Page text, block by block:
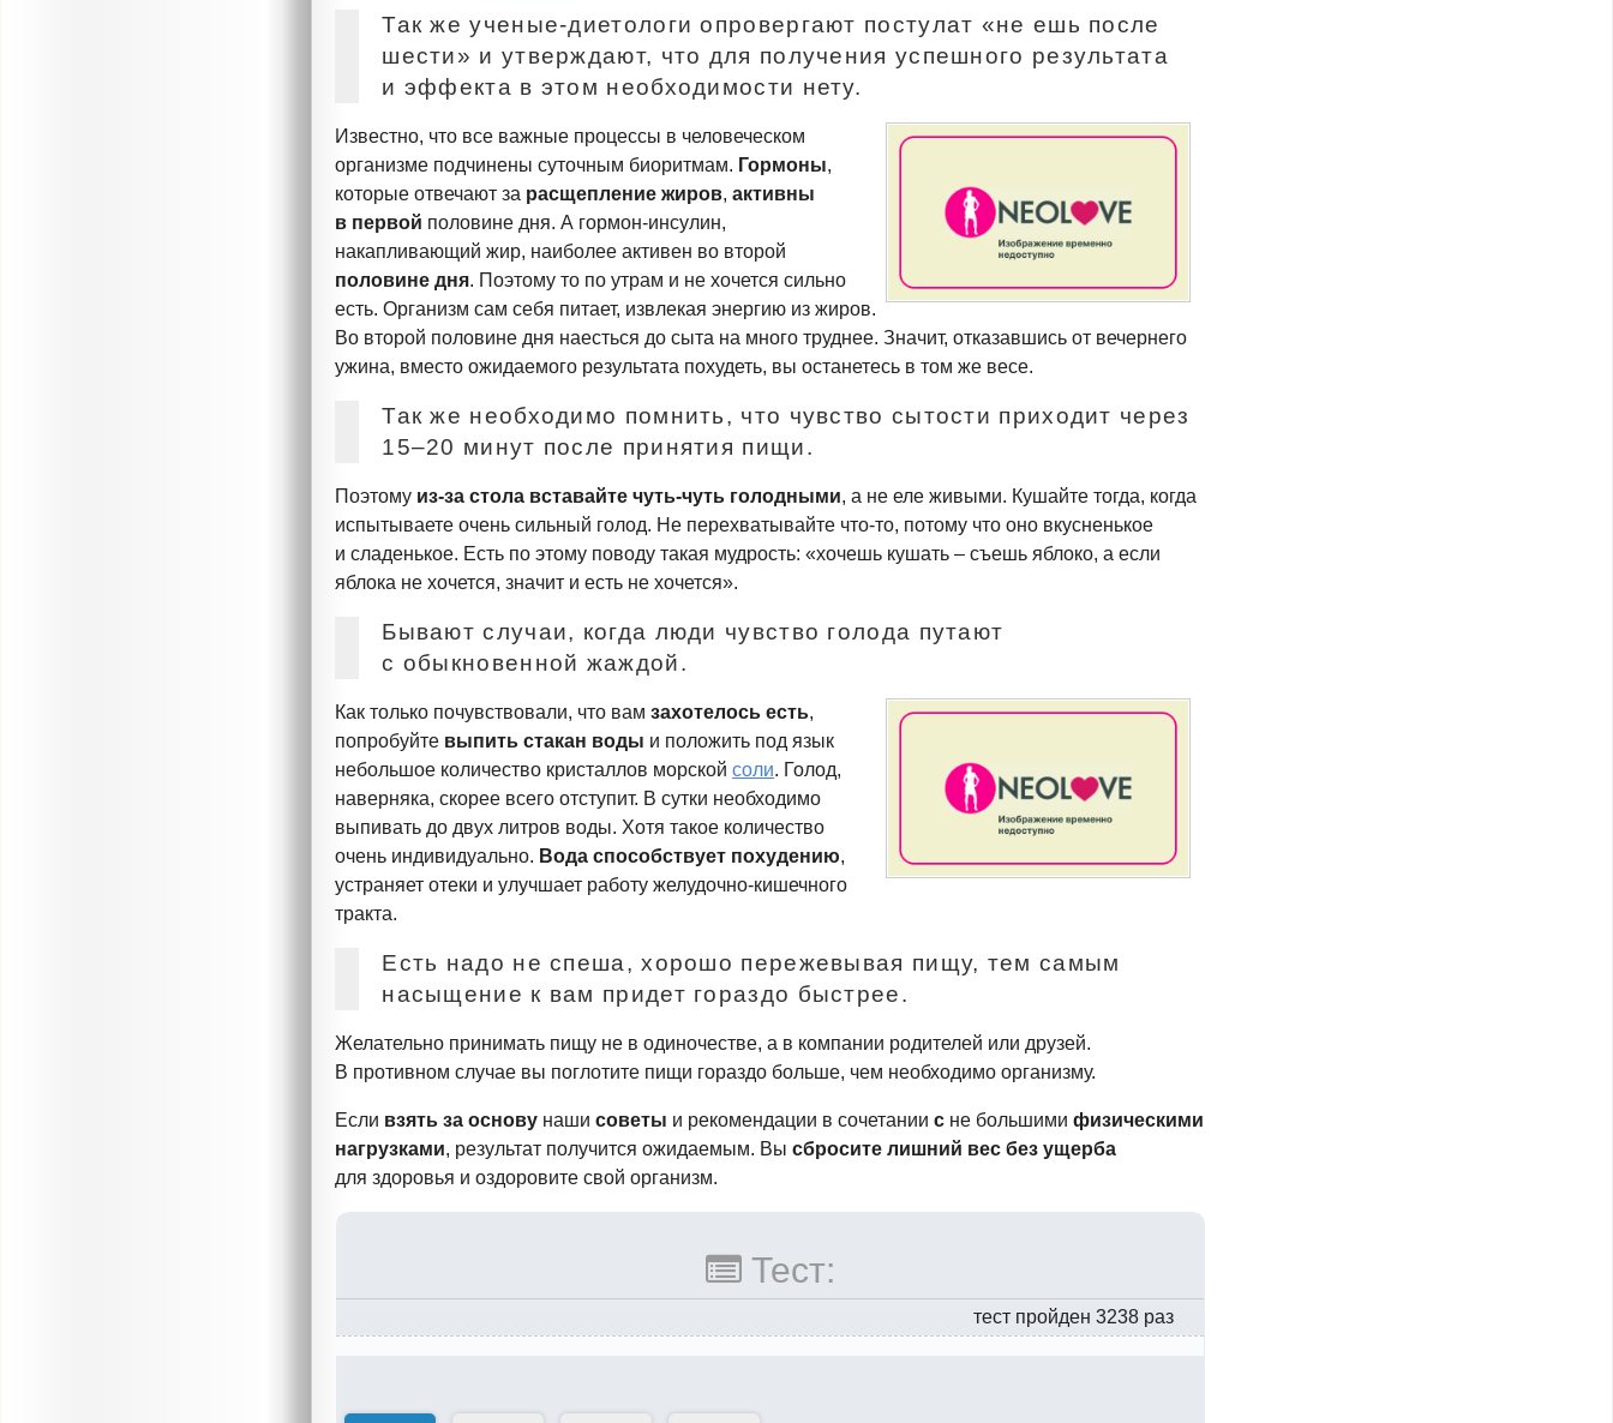
Так жеученые-диетологи опровергают постулат «не ешь после
шести» и утверждают, что для получения успешного результата
и эффекта в этом необходимости нету.
Известно, что все важные процессы в человеческом
организме подчинены суточным биоритмам. Гормоны,
которые отвечают за расщепление жиров,активны
в первой половине дня. А гормон-инсулин,
накапливающий жир, наиболее активен во второй
половине дня. Поэтому то по утрам и не хочется сильно
есть. Организм сам себя питает, извлекая энергию из жиров.
Во второй половине дня наесться до сыта на много труднее. Значит, отказавшись от вечернего
ужина, вместо ожидаемого результата похудеть, вы останетесь в том же весе.
Так же необходимо помнить, что чувство сытости приходит через
15–20 минут после принятия пищи.
Поэтому из-за стола вставайтечуть-чуть голодными, а не еле живыми. Кушайте тогда, когда
испытываете очень сильный голод. Не перехватывайте что-то, потому что оно вкусненькое
и сладенькое. Есть по этому поводу такая мудрость: «хочешь кушать – съешь яблоко, а если
яблока не хочется, значит и есть не хочется».
Бывают случаи, когда люди чувство голода путают
с обыкновенной жаждой.
Как только почувствовали, что вамзахотелось есть,
попробуйте выпить стакан воды и положить под язык
небольшое количество кристаллов морскойсоли. Голод,
наверняка, скорее всего отступит. В сутки необходимо
выпивать до двух литров воды. Хотя такое количество
очень индивидуально. Вода способствует похудению,
устраняет отеки и улучшает работужелудочно-кишечного
тракта.
Есть надо не спеша, хорошо пережевывая пищу, тем самым
насыщение к вам придет гораздо быстрее.
Желательно принимать пищу не в одиночестве, а в компании родителей или друзей.
В противном случае вы поглотите пищи гораздо больше, чем необходимо организму.
Если взять за основу нашисоветы и рекомендации в сочетаниис не большимифизическими
нагрузками, результат получится ожидаемым. Высбросите лишний вес без ущерба
для здоровья и оздоровите свой организм.
Тест:
тест пройден 3238 раз